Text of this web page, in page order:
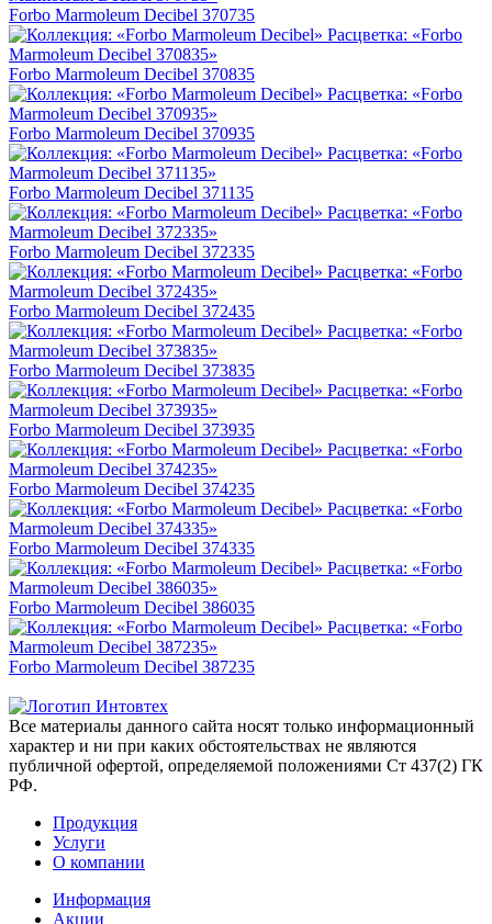
Forbo Marmoleum Decibel 370735
Forbo Marmoleum Decibel 370835
Forbo Marmoleum Decibel 370935
Forbo Marmoleum Decibel 371135
Forbo Marmoleum Decibel 372335
Forbo Marmoleum Decibel 372435
Forbo Marmoleum Decibel 373835
Forbo Marmoleum Decibel 373935
Forbo Marmoleum Decibel 374235
Forbo Marmoleum Decibel 374335
Forbo Marmoleum Decibel 386035
Forbo Marmoleum Decibel 387235
Все материалы данного сайта носят только информационный
характер и ни при каких обстоятельствах не являются
публичной офертой, определяемой положениями Ст 437(2) ГК
РФ.
Продукция
Услуги
О компании
Информация
Акции